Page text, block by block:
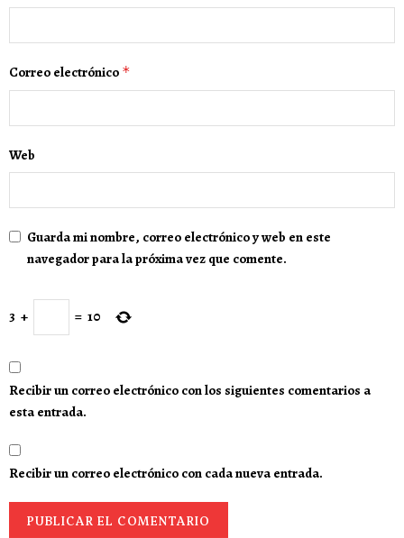
Correo electrónico *
Web
Guarda mi nombre, correo electrónico y web en este
navegador para la próxima vez que comente.
3 + = 10
Recibir un correo electrónico con los siguientes comentarios a
esta entrada.
Recibir un correo electrónico con cada nueva entrada.